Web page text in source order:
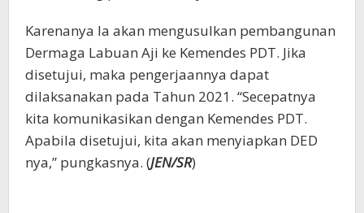
Karenanya Ia akan mengusulkan pembangunan
Dermaga Labuan Aji ke Kemendes PDT. Jika
disetujui, maka pengerjaannya dapat
dilaksanakan pada Tahun 2021. “Secepatnya
kita komunikasikan dengan Kemendes PDT.
Apabila disetujui, kita akan menyiapkan DED
nya,” pungkasnya. (JEN/SR)